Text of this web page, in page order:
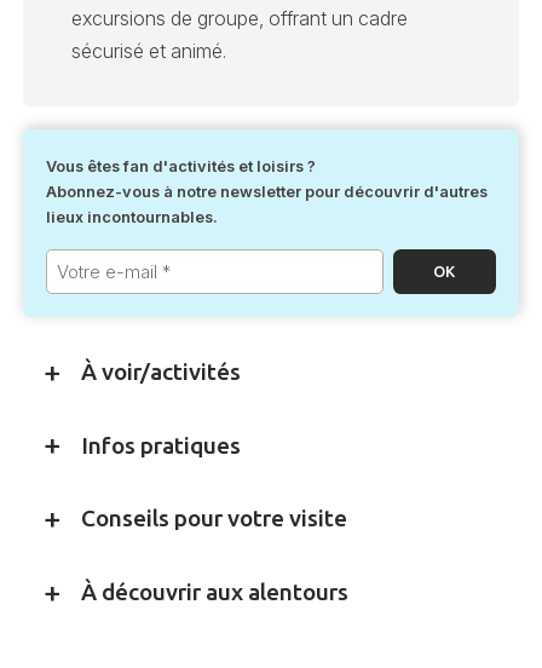
excursions de groupe, offrant un cadre
sécurisé et animé.
Vous êtes fan d'activités et loisirs ?
Abonnez-vous à notre newsletter pour découvrir d'autres
lieux incontournables.
Votre
e-
mail
À voir/activités
Infos pratiques
Conseils pour votre visite
À découvrir aux alentours